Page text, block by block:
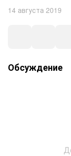
14 августа 2019
Обсуждение